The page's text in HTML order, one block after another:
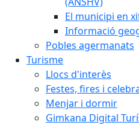
El municipi en
Informació
Pobles agermanats
Turisme
Llocs d'interès
Festes, fires i
Menjar i dormir
Gimkana Digital